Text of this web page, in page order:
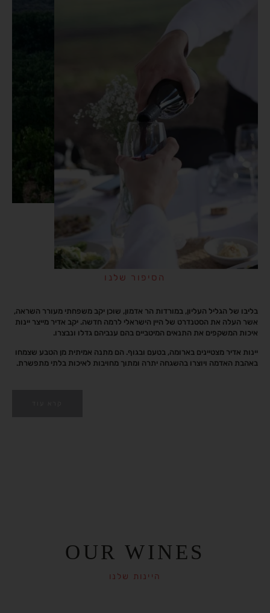
OUR STORY
הסיפור שלנו
בליבו של הגליל העליון, במורדות הר אדמון, שוכן יקב משפחתי מעורר השראה,
אשר העלה את הסטנדרט של היין הישראלי לרמה חדשה. יקב אדיר מייצר יינות
איכות המשקפים את התנאים המיטביים בהם ענביהם גדלו ונבצרו.
יינות אדיר מצטיינים בארומה, בטעם ובגוף. הם מתנה אמיתית מן הטבע שצמחו
באהבת האדמה ויוצרו בהשגחה יתרה ומתוך מחויבות לאיכות בלתי מתפשרת.
OUR WINES
היינות שלנו